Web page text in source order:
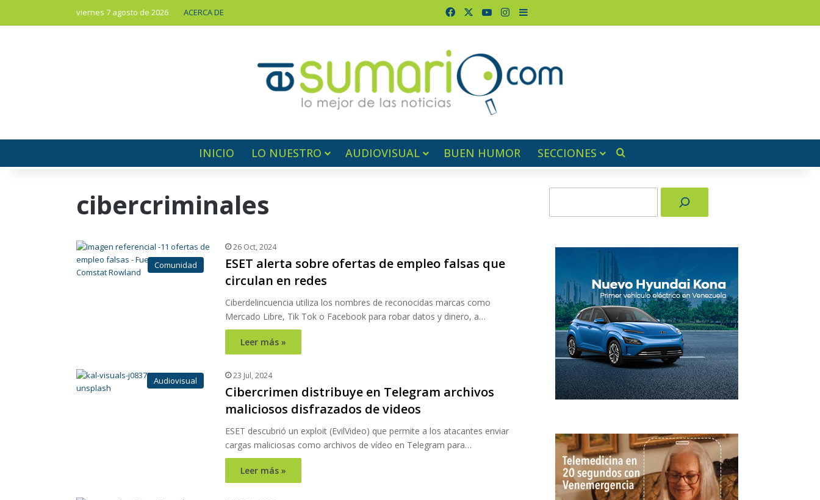
viernes 7 agosto de 2026 ACERCA DE FacebookYouTubeInstagram
Barra lateral
INICIO LO NUESTRO AUDIOVISUAL BUEN HUMOR SECCIONES
cibercriminales
Comunidad
26 Oct, 2024
ESET alerta sobre ofertas de empleo falsas que
circulan en redes
Ciberdelincuencia utiliza los nombres de reconocidas marcas como
Mercado Libre, Tik Tok o Facebook para robar datos y dinero, a…
Leer más »
Audiovisual 23 Jul, 2024
Cibercrimen distribuye en Telegram archivos
maliciosos disfrazados de videos
ESET descubrió un exploit (EvilVideo) que permite a los atacantes enviar
cargas maliciosas como archivos de vídeo en Telegram para…
Leer más »